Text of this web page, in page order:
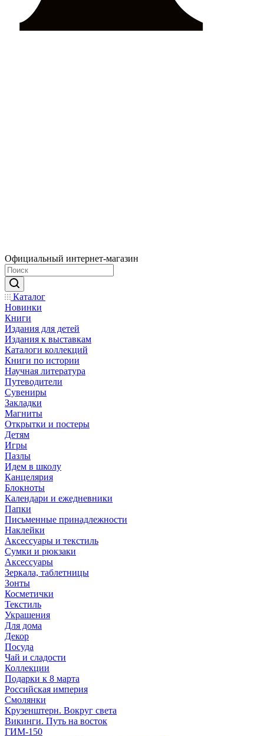
Официальный интернет-магазин
Каталог
Новинки
Книги
Издания для детей
Издания к выставкам
Каталоги коллекций
Книги по истории
Научная литература
Путеводители
Сувениры
Закладки
Магниты
Открытки и постеры
Детям
Игры
Пазлы
Идем в школу
Канцелярия
Блокноты
Календари и ежедневники
Папки
Письменные принадлежности
Наклейки
Аксессуары и текстиль
Сумки и рюкзаки
Аксессуары
Зеркала, таблетницы
Зонты
Косметички
Текстиль
Украшения
Для дома
Декор
Посуда
Чай и сладости
Коллекции
Подарки к 8 марта
Российская империя
Смолянки
Крузенштерн. Вокруг света
Викинги. Путь на восток
ГИМ-150